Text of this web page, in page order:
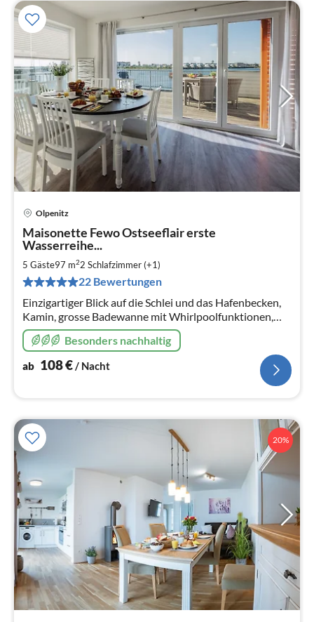
Olpenitz
Maisonette Fewo Ostseeflair erste
Wasserreihe...
5 Gäste97 m22 Schlafzimmer (+1)
22 Bewertungen
Einzigartiger Blick auf die Schlei und das Hafenbecken,
Kamin, grosse Badewanne mit Whirlpoolfunktionen,
Infrarotsauna und 180 Grad Panoramablick.
Besonders nachhaltig
ab 108€/ Nacht
20%